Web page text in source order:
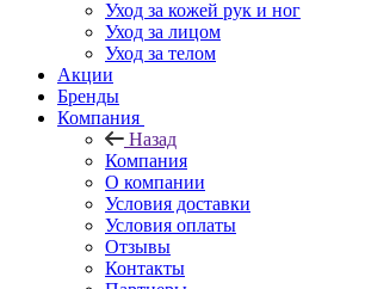
Уход за кожей рук и ног
Уход за лицом
Уход за телом
Акции
Бренды
Компания
Назад
Компания
О компании
Условия доставки
Условия оплаты
Отзывы
Контакты